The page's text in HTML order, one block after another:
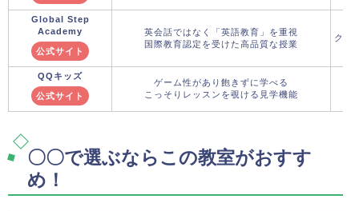
Global Step
Academy
公式サイト
英会話ではなく「英語教育」を重視
国際教育認定を受けた高品質な授業
クー
QQキッズ
公式サイト
ゲーム性があり飽きずに学べる
こっそりレッスンを覗ける見学機能
〇〇で選ぶならこの教室がおすす
め！